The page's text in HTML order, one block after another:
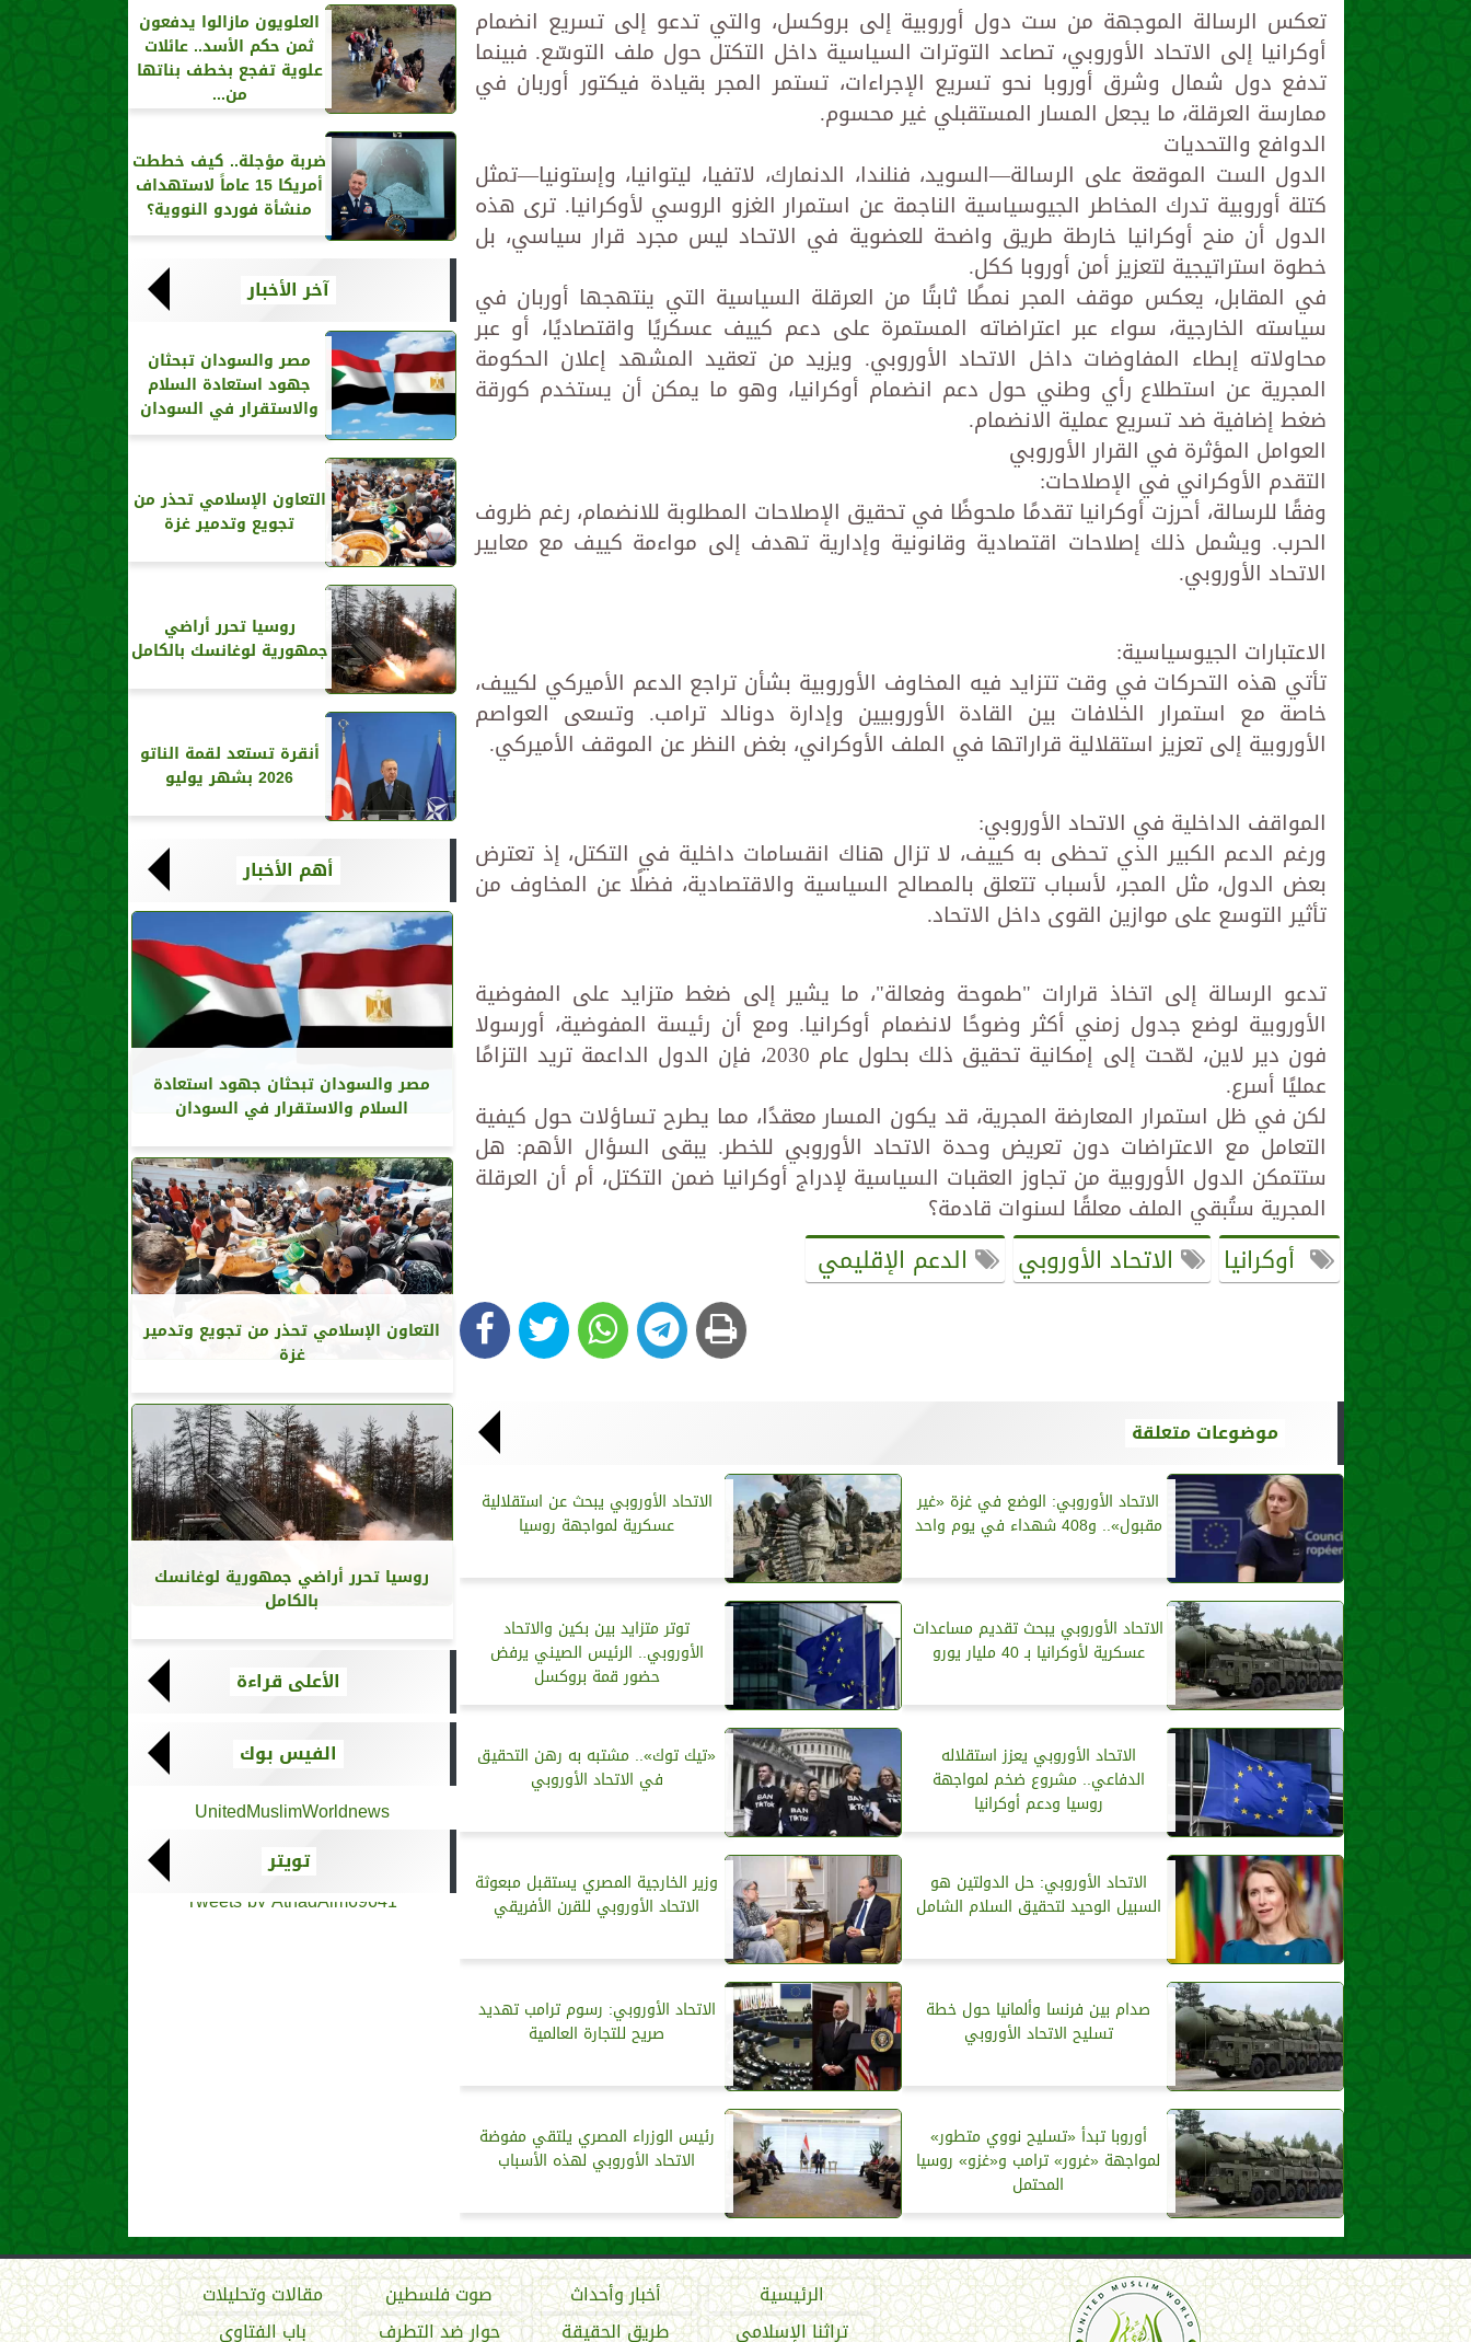
تعكس الرسالة الموجهة من ست دول أوروبية إلى بروكسل، والتي تدعو إلى تسريع انضمام
أوكرانيا إلى الاتحاد الأوروبي، تصاعد التوترات السياسية داخل التكتل حول ملف التوسّع. فبينما
تدفع دول شمال وشرق أوروبا نحو تسريع الإجراءات، تستمر المجر بقيادة فيكتور أوربان في
ممارسة العرقلة، ما يجعل المسار المستقبلي غير محسوم.
الدوافع والتحديات
الدول الست الموقعة على الرسالة—السويد، فنلندا، الدنمارك، لاتفيا، ليتوانيا، وإستونيا—تمثل
كتلة أوروبية تدرك المخاطر الجيوسياسية الناجمة عن استمرار الغزو الروسي لأوكرانيا. ترى هذه
الدول أن منح أوكرانيا خارطة طريق واضحة للعضوية في الاتحاد ليس مجرد قرار سياسي، بل
خطوة استراتيجية لتعزيز أمن أوروبا ككل.
في المقابل، يعكس موقف المجر نمطًا ثابتًا من العرقلة السياسية التي ينتهجها أوربان في
سياسته الخارجية، سواء عبر اعتراضاته المستمرة على دعم كييف عسكريًا واقتصاديًا، أو عبر
محاولاته إبطاء المفاوضات داخل الاتحاد الأوروبي. ويزيد من تعقيد المشهد إعلان الحكومة
المجرية عن استطلاع رأي وطني حول دعم انضمام أوكرانيا، وهو ما يمكن أن يستخدم كورقة
ضغط إضافية ضد تسريع عملية الانضمام.
العوامل المؤثرة في القرار الأوروبي
التقدم الأوكراني في الإصلاحات:
وفقًا للرسالة، أحرزت أوكرانيا تقدمًا ملحوظًا في تحقيق الإصلاحات المطلوبة للانضمام، رغم ظروف
الحرب. ويشمل ذلك إصلاحات اقتصادية وقانونية وإدارية تهدف إلى مواءمة كييف مع معايير
الاتحاد الأوروبي.
الاعتبارات الجيوسياسية:
تأتي هذه التحركات في وقت تتزايد فيه المخاوف الأوروبية بشأن تراجع الدعم الأميركي لكييف،
خاصة مع استمرار الخلافات بين القادة الأوروبيين وإدارة دونالد ترامب. وتسعى العواصم
الأوروبية إلى تعزيز استقلالية قراراتها في الملف الأوكراني، بغض النظر عن الموقف الأميركي.
المواقف الداخلية في الاتحاد الأوروبي:
ورغم الدعم الكبير الذي تحظى به كييف، لا تزال هناك انقسامات داخلية في التكتل، إذ تعترض
بعض الدول، مثل المجر، لأسباب تتعلق بالمصالح السياسية والاقتصادية، فضلًا عن المخاوف من
تأثير التوسع على موازين القوى داخل الاتحاد.
تدعو الرسالة إلى اتخاذ قرارات "طموحة وفعالة"، ما يشير إلى ضغط متزايد على المفوضية
الأوروبية لوضع جدول زمني أكثر وضوحًا لانضمام أوكرانيا. ومع أن رئيسة المفوضية، أورسولا
فون دير لاين، لمّحت إلى إمكانية تحقيق ذلك بحلول عام 2030، فإن الدول الداعمة تريد التزامًا
عمليًا أسرع.
لكن في ظل استمرار المعارضة المجرية، قد يكون المسار معقدًا، مما يطرح تساؤلات حول كيفية
التعامل مع الاعتراضات دون تعريض وحدة الاتحاد الأوروبي للخطر. يبقى السؤال الأهم: هل
ستتمكن الدول الأوروبية من تجاوز العقبات السياسية لإدراج أوكرانيا ضمن التكتل، أم أن العرقلة
المجرية ستُبقي الملف معلقًا لسنوات قادمة؟
أوكرانيا الاتحاد الأوروبي الدعم الإقليمي
موضوعات متعلقة
الاتحاد الأوروبي: الوضع في غزة «غير
مقبول».. و408 شهداء في يوم واحد
الاتحاد الأوروبي يبحث عن استقلالية
عسكرية لمواجهة روسيا
الاتحاد الأوروبي يبحث تقديم مساعدات
عسكرية لأوكرانيا بـ 40 مليار يورو
توتر متزايد بين بكين والاتحاد
الأوروبي.. الرئيس الصيني يرفض
حضور قمة بروكسل
الاتحاد الأوروبي يعزز استقلاله
الدفاعي.. مشروع ضخم لمواجهة
روسيا ودعم أوكرانيا
«تيك توك».. مشتبه به رهن التحقيق
في الاتحاد الأوروبي
الاتحاد الأوروبي: حل الدولتين هو
السبيل الوحيد لتحقيق السلام الشامل
وزير الخارجية المصري يستقبل مبعوثة
الاتحاد الأوروبي للقرن الأفريقي
صدام بين فرنسا وألمانيا حول خطة
تسليح الاتحاد الأوروبي
الاتحاد الأوروبي: رسوم ترامب تهديد
صريح للتجارة العالمية
أوروبا تبدأ «تسليح نووي متطور»
لمواجهة «غرور» ترامب و«غزو» روسيا
المحتمل
رئيس الوزراء المصري يلتقي مفوضة
الاتحاد الأوروبي لهذه الأسباب
العلويون مازالوا يدفعون
ثمن حكم الأسد.. عائلات
علوية تفجع بخطف بناتها
من...
ضربة مؤجلة.. كيف خططت
أمريكا 15 عاماً لاستهداف
منشأة فوردو النووية؟
آخر الأخبار
مصر والسودان تبحثان
جهود استعادة السلام
والاستقرار في السودان
التعاون الإسلامي تحذر من
تجويع وتدمير غزة
روسيا تحرر أراضي
جمهورية لوغانسك بالكامل
أنقرة تستعد لقمة الناتو
2026 بشهر يوليو
أهم الأخبار
مصر والسودان تبحثان جهود استعادة
السلام والاستقرار في السودان
التعاون الإسلامي تحذر من تجويع وتدمير
غزة
روسيا تحرر أراضي جمهورية لوغانسك
بالكامل
الأعلى قراءة
الفيس بوك
UnitedMuslimWorldnews
تويتر
Tweets by AthadAlm69641
الرئيسية أخبار وأحداث صوت فلسطين
مقالات وتحليلات
تراثنا الإسلامي
طريق الحقيقة حوار ضد التطرف باب الفتاوى